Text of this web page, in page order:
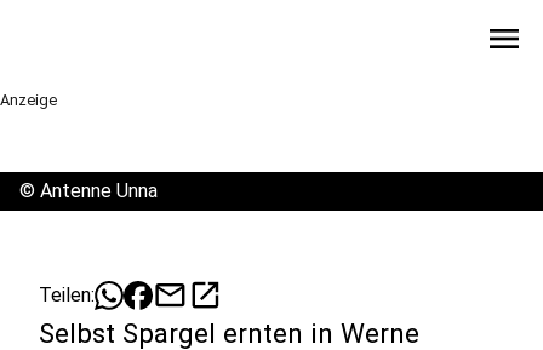
menu
Anzeige
© Antenne Unna
Teilen: mailopen_in_new
Selbst Spargel ernten in Werne